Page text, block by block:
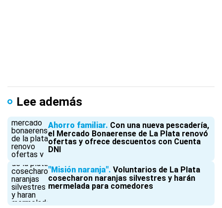
Lee además
Ahorro familiar Con una nueva pescadería,
el Mercado Bonaerense de La Plata renovó
ofertas y ofrece descuentos con Cuenta
DNI
"Misión naranja" Voluntarios de La Plata
cosecharon naranjas silvestres y harán
mermelada para comedores